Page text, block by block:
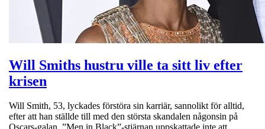
Will Smiths hustru ville ta sitt liv efter
krisen
Will Smith, 53, lyckades förstöra sin karriär, sannolikt för alltid,
efter att han ställde till med den största skandalen någonsin på